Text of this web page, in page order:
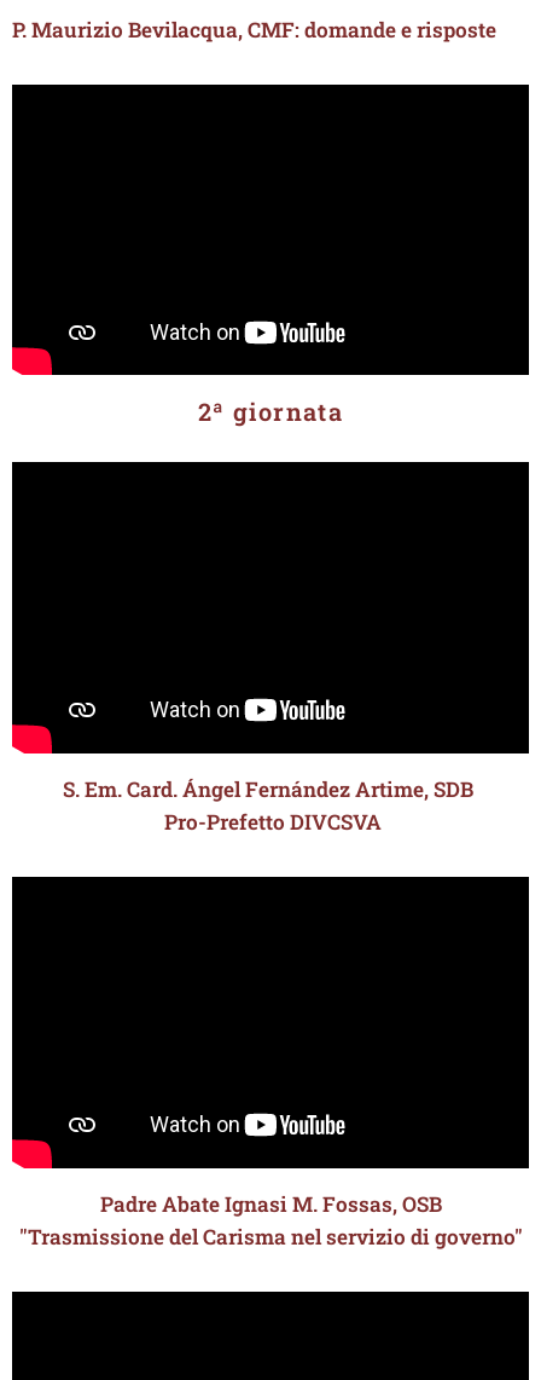
P. Maurizio Bevilacqua, CMF: domande e risposte
2ª giornata
S. Em. Card. Ángel Fernández Artime, SDB
Pro-Prefetto DIVCSVA
Padre Abate Ignasi M. Fossas, OSB
"Trasmissione del Carisma nel servizio di governo"